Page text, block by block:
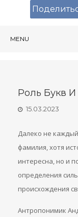
MENU
Роль Букв
15.03.2023
Далеко не
фамилия, хотя
интересна, но и
определения
происхождения
Антропонимик